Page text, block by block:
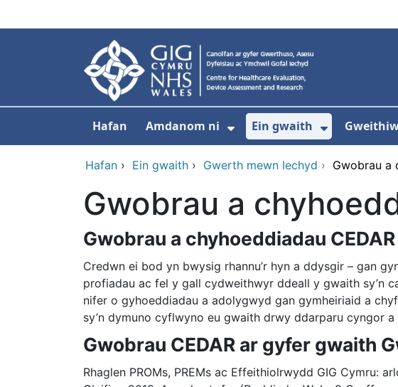
Hafan Amdanom ni
Dangos isddewislen ar
Ein gwaith
Dangos
Hafan › Ein gwaith › Gwerth mewn Iechyd › Gwobrau a
Gwobrau a
Gwobrau a chyhoeddiadau
Credwn ei bod yn bwysig rhannu’r hyn a ddysgir – gan
profiadau ac fel y gall cydweithwyr ddeall y gwaith sy’n
nifer o gyhoeddiadau a adolygwyd gan gymheiriaid a
sy’n dymuno cyflwyno eu gwaith drwy ddarparu cyngor
Gwobrau CEDAR ar gyfer gwaith
Rhaglen PROMs, PREMs ac Effeithiolrwydd GIG Cymru: